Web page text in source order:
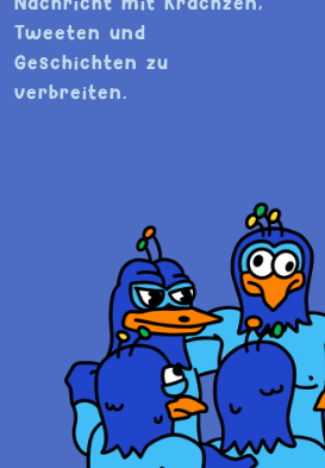
Tweeten und
Geschichten zu
verbreiten.